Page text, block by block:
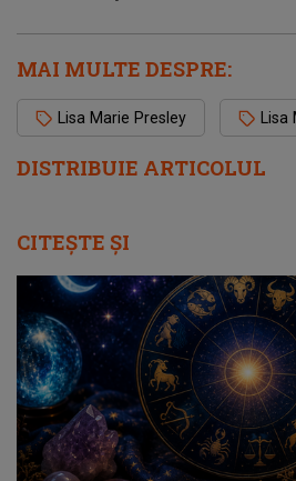
DISTRIBUIE ARTICOLUL
MAI MULTE DESPRE:
Lisa Marie Presley Lisa
CITEȘTE ȘI